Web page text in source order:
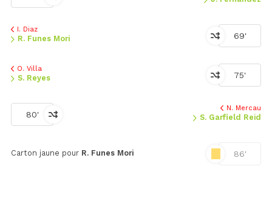
69'
I. Diaz
R. Funes Mori
75'
O. Villa
S. Reyes
80'
N. Mercau
S. Garfield Reid
86'
Carton jaune pour R. Funes Mori